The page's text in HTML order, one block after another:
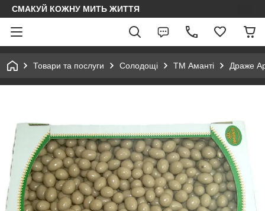
СМАКУЙ КОЖНУ МИТЬ ЖИТТЯ
Товари та послуги Солодощі ТМ Аманті Драже